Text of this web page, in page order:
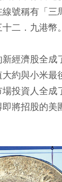
號稱有「三
二．九港幣。
經濟股全成
約與小米最
投資人全成
將招股的美